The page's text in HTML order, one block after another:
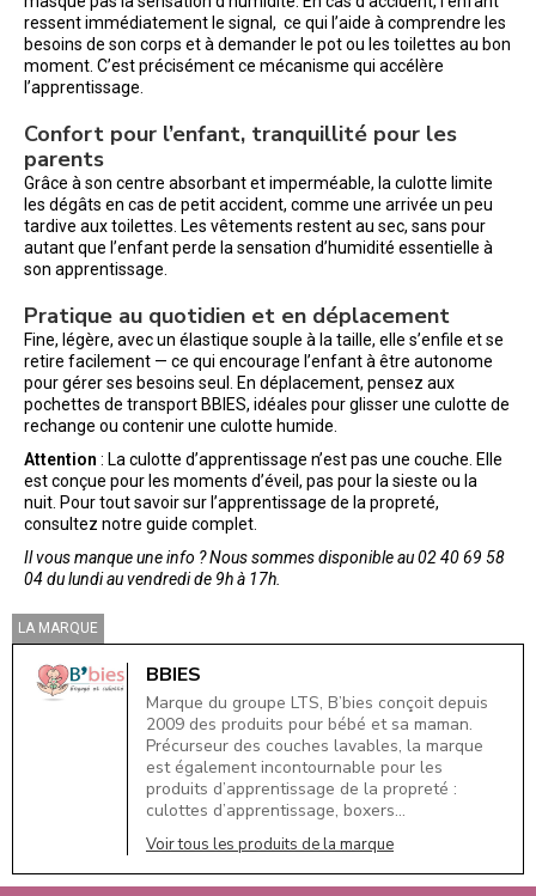
ressent immédiatement le signal, ce qui l’aide à comprendre les
besoins de son corps et à demander le pot ou les toilettes au bon
moment. C’est précisément ce mécanisme qui accélère
l’apprentissage.
Confort pour l’enfant, tranquillité pour les
parents
Grâce à son centre absorbant et imperméable, la culotte limite
les dégâts en cas de petit accident, comme une arrivée un peu
tardive aux toilettes. Les vêtements restent au sec, sans pour
autant que l’enfant perde la sensation d’humidité essentielle à
son apprentissage.
Pratique au quotidien et en déplacement
Fine, légère, avec un élastique souple à la taille, elle s’enfile et se
retire facilement — ce qui encourage l’enfant à être autonome
pour gérer ses besoins seul. En déplacement, pensez aux
pochettes de transport BBIES, idéales pour glisser une culotte de
rechange ou contenir une culotte humide.
Attention : La culotte d’apprentissage n’est pas une couche. Elle
est conçue pour les moments d’éveil, pas pour la sieste ou la
nuit. Pour tout savoir sur l’apprentissage de la propreté,
consultez notre guide complet.
Il vous manque une info ? Nous sommes disponible au 02 40 69 58
04 du lundi au vendredi de 9h à 17h.
LA MARQUE
BBIES
Marque du groupe LTS, B’bies conçoit depuis
2009 des produits pour bébé et sa maman.
Précurseur des couches lavables, la marque
est également incontournable pour les
produits d’apprentissage de la propreté :
culottes d’apprentissage, boxers…
Voir tous les produits de la marque